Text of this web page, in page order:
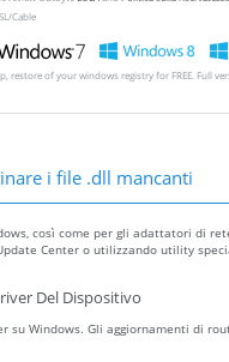
Cable
of your windows registry for FREE. Full
i file .dll mancanti
così come per gli adattatori di
Center o utilizzando utility
Del Dispositivo
Windows. Gli aggiornamenti di